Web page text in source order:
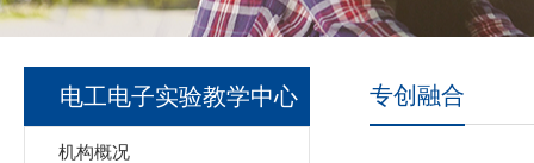
电工电子实验教学中心
机构概况
专创融合